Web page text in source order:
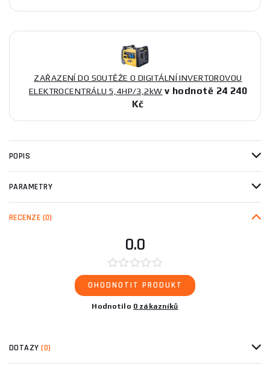
ZAŘAZENÍ DO SOUTĚŽE O DIGITÁLNÍ INVERTOROVOU
ELEKTROCENTRÁLU 5,4HP/3,2kW v hodnotě 24 240
Kč
POPIS
PARAMETRY
RECENZE (0)
0.0
OHODNOTIT PRODUKT
Hodnotilo 0 zákazníků
DOTAZY(0)